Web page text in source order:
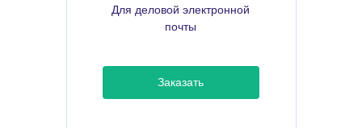
Для деловой электронной
почты
Заказать